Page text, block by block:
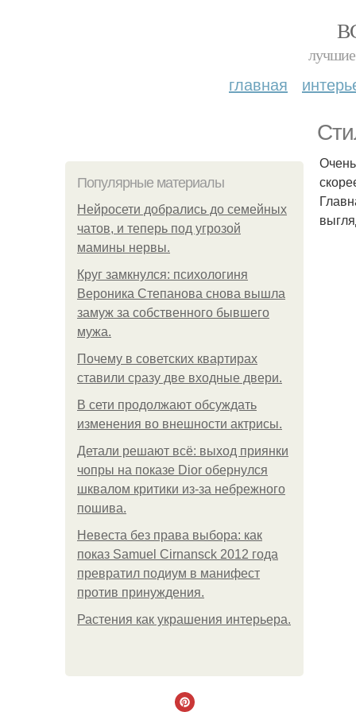
лучшие
главная
Популярные материалы
Нейросети добрались до семейных
чатов, и теперь под угрозой
мамины нервы.
Круг замкнулся: психологиня
Вероника Степанова снова вышла
замуж за собственного бывшего
мужа.
Почему в советских квартирах
ставили сразу две входные двери.
В сети продолжают обсуждать
изменения во внешности актрисы.
Детали решают всё: выход приянки
чопры на показе Dior обернулся
шквалом критики из-за небрежного
пошива.
Невеста без права выбора: как
показ Samuel Cirnansck 2012 года
превратил подиум в манифест
против принуждения.
Растения как украшения интерьера.